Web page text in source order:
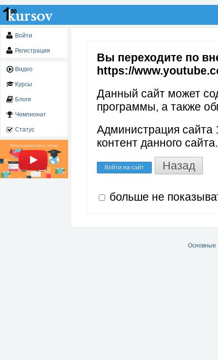
Войти
Регистрация
Видео
Курсы
Блоги
Чемпионат
Статус
Вы переходите по
https://
Данный сайт может
программы, а также
Администрация сайта
контент данного сайта.
Войти на сайт Назад
больше не
Основные